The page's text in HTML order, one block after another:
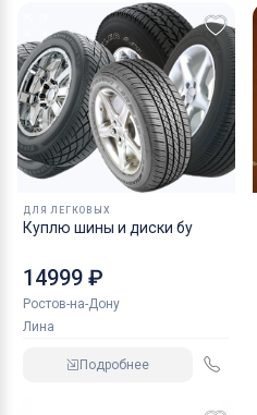
ДЛЯ ЛЕГКОВЫХ
Куплю шины и диски бу
14999 ₽
Ростов-на-Дону
Лина
Подробнее